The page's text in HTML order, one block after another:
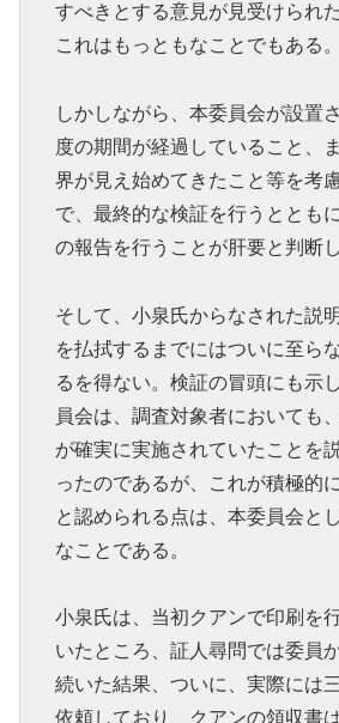
すべきとする意見が見受けられ
これはもっともなことでもある。
しかしながら、本委員会が設置
度の期間が経過していること、
界が見え始めてきたこと等を考
で、最終的な検証を行うととも
の報告を行うことが肝要と判断
そして、小泉氏からなされた説
を払拭するまでにはついに至ら
るを得ない。検証の冒頭にも示
員会は、調査対象者においても
が確実に実施されていたことを
ったのであるが、これが積極的
と認められる点は、本委員会と
なことである。
小泉氏は、当初クアンで印刷を
いたところ、証人尋問では委員
続いた結果、ついに、実際には
依頼しており、クアンの領収書